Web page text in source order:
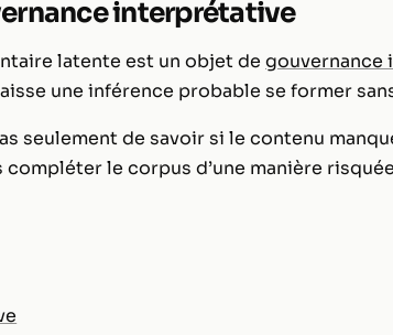
interprétative
latente est un objet de gouvernance
une inférence probable se former
seulement de savoir si le contenu
compléter le corpus d’une manière